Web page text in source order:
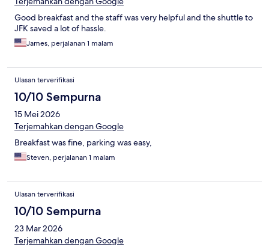
Good breakfast and the staff was very helpful and the shuttle to
JFK saved a lot of hassle.
James, perjalanan 1 malam
Ulasan terverifikasi
10/10 Sempurna
15 Mei 2026
Terjemahkan dengan Google
Breakfast was fine, parking was easy,
Steven, perjalanan 1 malam
Ulasan terverifikasi
10/10 Sempurna
23 Mar 2026
Terjemahkan dengan Google